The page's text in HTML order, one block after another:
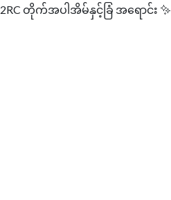
တိုက်အပါအိမ်နှင့်ခြံ အရောင်း ✨